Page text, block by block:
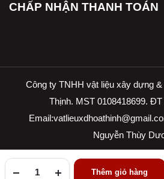
Thêm giỏ hàng
CHẤP NHẬN THANH TOÁN
Công ty TNHH vật liệu xây dựng
Thịnh. MST 0108418699. ĐT
Email:
Nguyễn Thùy